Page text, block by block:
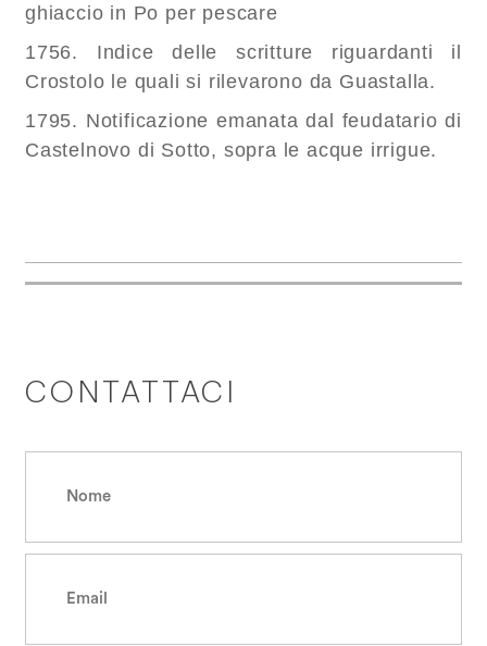
ghiaccio in Po per pescare
1756. Indice delle scritture riguardanti il
Crostolo le quali si rilevarono da Guastalla.
1795. Notificazione emanata dal feudatario di
Castelnovo di Sotto, sopra le acque irrigue.
CONTATTACI